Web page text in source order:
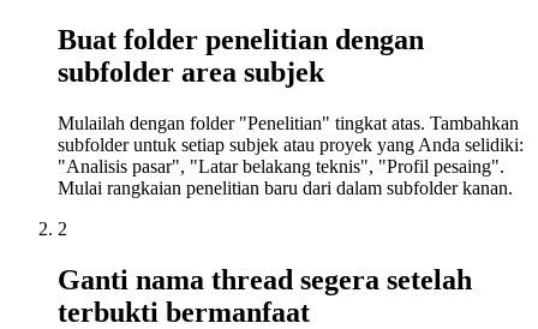
Buat folder penelitian dengan
subfolder area subjek
Mulailah dengan folder "Penelitian" tingkat atas. Tambahkan
subfolder untuk setiap subjek atau proyek yang Anda selidiki:
"Analisis pasar", "Latar belakang teknis", "Profil pesaing".
Mulai rangkaian penelitian baru dari dalam subfolder kanan.
2
Ganti nama thread segera setelah
terbukti bermanfaat